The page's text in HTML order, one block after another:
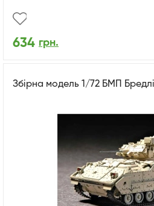
634 грн.
Збірна модель 1/72 БМП